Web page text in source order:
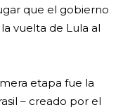
que el gobierno
vuelta de Lula al
etapa fue la
– creado por el